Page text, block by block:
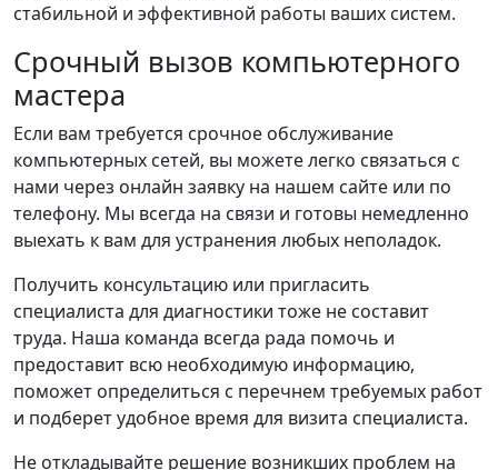
стабильной и эффективной работы ваших систем.
Срочный вызов компьютерного
мастера
Если вам требуется срочное обслуживание
компьютерных сетей, вы можете легко связаться с
нами через онлайн заявку на нашем сайте или по
телефону. Мы всегда на связи и готовы немедленно
выехать к вам для устранения любых неполадок.
Получить консультацию или пригласить
специалиста для диагностики тоже не составит
труда. Наша команда всегда рада помочь и
предоставит всю необходимую информацию,
поможет определиться с перечнем требуемых работ
и подберет удобное время для визита специалиста.
Не откладывайте решение возникших проблем на